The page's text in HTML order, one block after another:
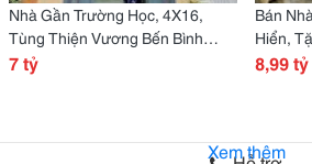
Nhà Gần Trường Học, 4X16,
Tùng Thiện Vương Bến Bình
Đông, 4 Tầng Hoàn Công Chỉ 7
7 tỷ
Bán
Hiển,
Tầng Xe
8,99 tỷ
Xem thêm